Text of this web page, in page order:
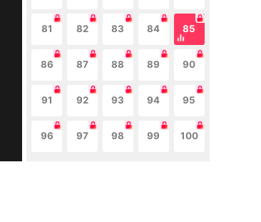
81 82 83 84 85
86 87 88 89 90
91 92 93 94 95
96 97 98 99 100